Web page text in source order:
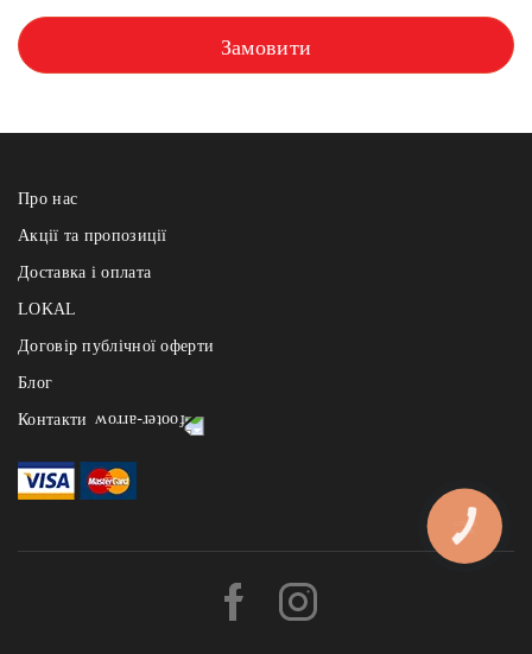
Замовити
Про нас
Акції та пропозиції
Доставка і оплата
LOKAL
Договір публічної оферти
Блог
Контакти
- на Узвозі: +38 (067) 121 84 91, Андріївський узвіз 2а
- на Арсенальній: +38 (067) 121 84 91, вул. І.Мазепи 1
- на Славутичі: +38 (067) 121 84 91, Миколи Бажана 1и, БЦ «The
Львівські Пляцки щодня з 10:00 - до 21:00 :
КНОПКА
ЗВ'ЯЗКУ